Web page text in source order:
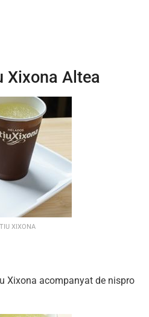
Xixona Altea
XIXONA
Xixona acompanyat de nispro